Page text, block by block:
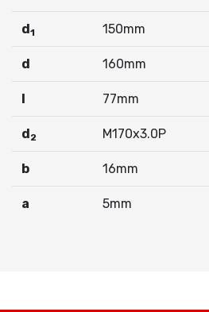
d1 150mm
d 160mm
I 77mm
d2 M170x3.0P
b 16mm
a 5mm